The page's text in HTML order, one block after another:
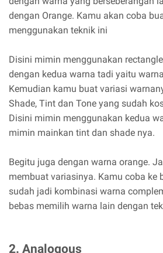
dengan Orange. Kamu akan coba
menggunakan teknik ini
Disini mimin menggunakan
dengan kedua warna tadi yaitu
Kemudian kamu buat variasi
Shade, Tint dan Tone yang sudah
Disini mimin menggunakan kedua
mimin mainkan tint dan shade nya.
Begitu juga dengan warna orange.
membuat variasinya. Kamu coba ke
sudah jadi kombinasi warna
bebas memilih warna lain dengan
2. Analogous